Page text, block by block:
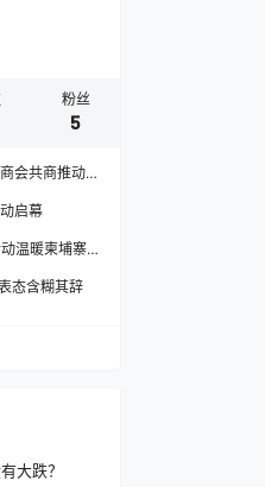
粉丝
5
会共商推动
启幕
温暖柬埔寨
态含糊其辞
大跌？